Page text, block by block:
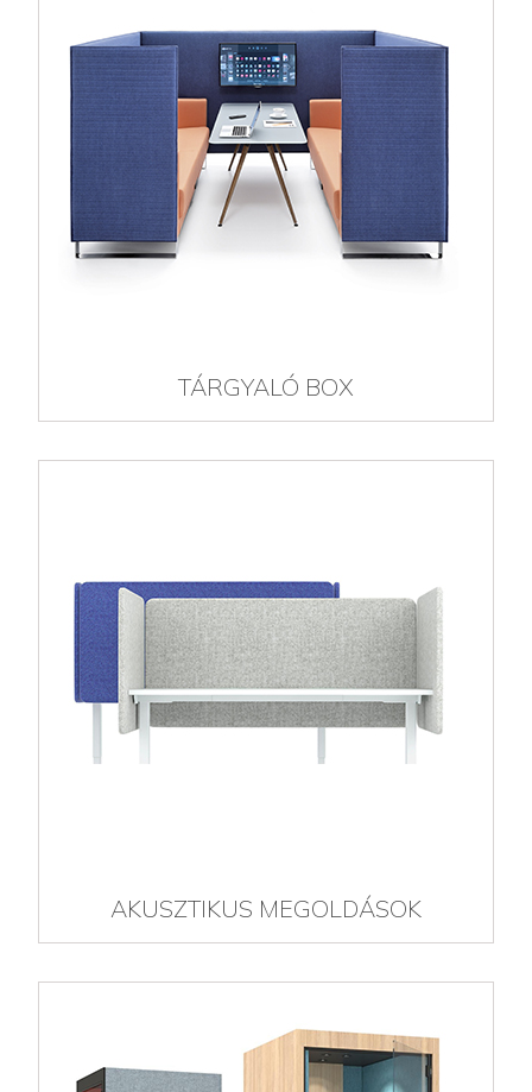
TÁRGYALÓ BOX
AKUSZTIKUS MEGOLDÁSOK